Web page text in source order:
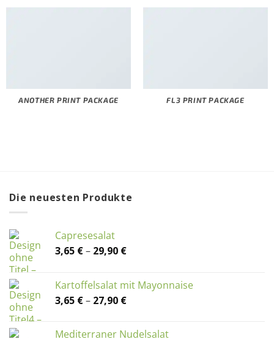
ANOTHER PRINT PACKAGE FL3 PRINT PACKAGE
Die neuesten Produkte
Capresesalat
3,65 €– 29,90 €Preisspanne:
29,90 €
Kartoffelsalat mit Mayonnaise
3,65 €– 27,90 €Preisspanne:
Mediterraner Nudelsalat